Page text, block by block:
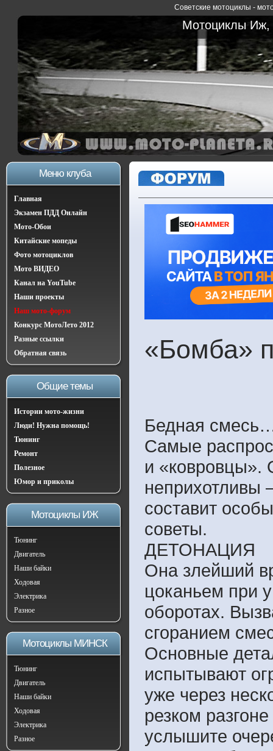
Советские мотоциклы -
Мотоциклы Иж,
Меню клуба
Главная
Экзамен ПДД Онлайн
Мото-Обои
Китайские мопеды
Фото мотоциклов
Мото ВИДЕО
Канал на YouTube
Наши проекты
Наш мото-форум
Конкурс МотоЛето 2012
Разные ссылки
Обратная связь
Общие темы
Истории мото-жизни
Люди! Нужна помощь!
Тюнинг
Ремонт
Полезное
Юмор и приколы
Мотоциклы ИЖ
Тюнинг
Двигатель
Наши байки
Ходовая
Электрика
Разное
Мотоциклы МИНСК
Тюнинг
Двигатель
Наши байки
Ходовая
Электрика
Разное
«Бомба»
Бедная
Самые
и «ковровцы».
неприхотливы
составит
советы.
ДЕТОНАЦИЯ
Она злейший
цоканьем при
оборотах.
сгоранием
Основные
испытывают
уже через
резком
услышите